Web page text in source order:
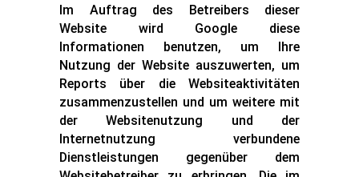
Im Auftrag des Betreibers dieser
Website wird Google diese
Informationen benutzen, um Ihre
Nutzung der Website auszuwerten, um
Reports über die Websiteaktivitäten
zusammenzustellen und um weitere mit
der Websitenutzung und der
Internetnutzung verbundene
Dienstleistungen gegenüber dem